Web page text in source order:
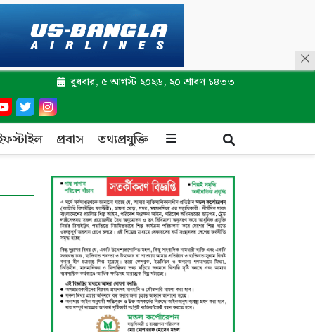
বুধবার, ৫ আগস্ট ২০২৬, ২০ শ্রাবণ ১৪৩৩
প্রবাস তথ্যপ্রযুক্তি